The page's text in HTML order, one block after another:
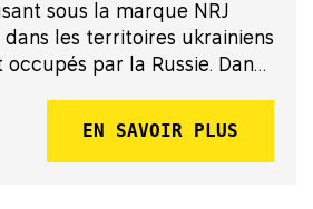
sous la marque NRJ
les territoires ukrainiens
par la Russie. Dans
EN SAVOIR PLUS